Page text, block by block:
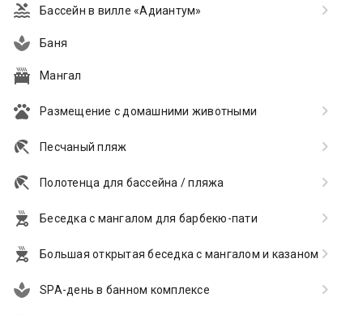
Бассейн в вилле «Адиантум»
Баня
Мангал
Размещение с домашними животными
Песчаный пляж
Полотенца для бассейна / пляжа
Беседка с мангалом для барбекю-пати
Большая открытая беседка с мангалом и казаном
SPA-день в банном комплексе